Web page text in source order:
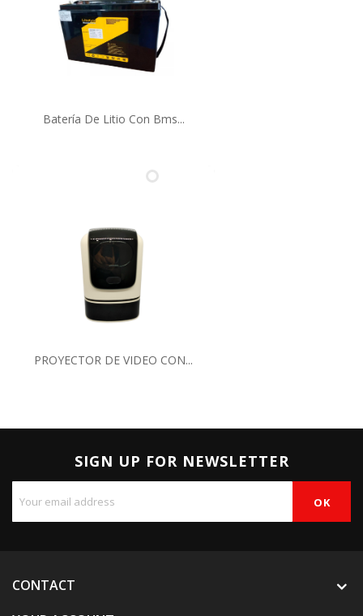
Batería De Litio Con Bms...
PROYECTOR DE VIDEO CON...
SIGN UP FOR NEWSLETTER
CONTACT